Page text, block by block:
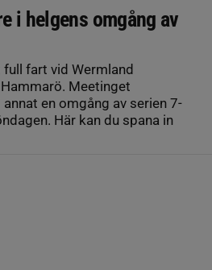
i helgens omgång av
full fart vid Wermland
Meetinget
en omgång av serien 7-
Här kan du spana in